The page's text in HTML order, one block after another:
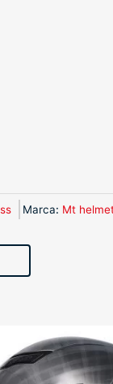
Marca: Mt